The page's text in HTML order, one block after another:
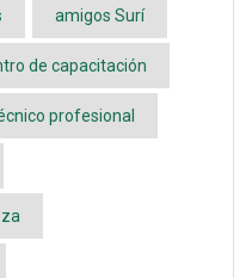
amigos Surí
de capacitación
profesional